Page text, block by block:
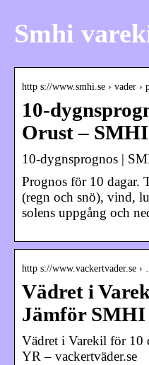
Smhi
http s://www.smhi.se › vader ›
10-
Orust – SMHI
10-dygnsprognos |
Prognos för 10 dagar.
(regn och snö), vind,
solens uppgång och
http s://www.vackertvader.se ›
Vädret i
Jämför SMHI
Vädret i Varekil för 10
YR – vackertväder.se